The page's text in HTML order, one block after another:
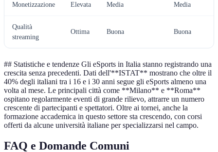
Monetizzazione Elevata Media Media
Qualità
streaming
Ottima Buona Buona
## Statistiche e tendenze Gli eSports in Italia stanno registrando una
crescita senza precedenti. Dati dell'**ISTAT** mostrano che oltre il
40% degli italiani tra i 16 e i 30 anni segue gli eSports almeno una
volta al mese. Le principali città come **Milano** e **Roma**
ospitano regolarmente eventi di grande rilievo, attrarre un numero
crescente di partecipanti e spettatori. Oltre ai tornei, anche la
formazione accademica in questo settore sta crescendo, con corsi
offerti da alcune università italiane per specializzarsi nel campo.
FAQ e Domande Comuni